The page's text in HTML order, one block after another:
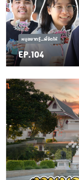
หนูอยากรู้...พี่จัดให้
EP.104